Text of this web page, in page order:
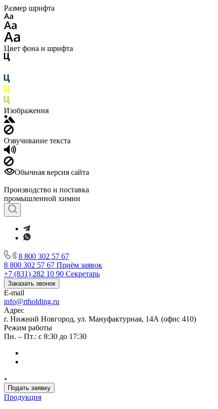
Размер шрифта
Цвет фона и шрифта
Изображения
Озвучивание текста
Обычная версия сайта
Производство и поставка
промышленной химии
8 800 302 57 67
8 800 302 57 67 Приём заявок
+7 (831) 282 10 90 Секретарь
Заказать звонок
E-mail
info@rtholding.ru
Адрес
г. Нижний Новгород, ул. Мануфактурная, 14А (офис 410)
Режим работы
Пн. – Пт.: с 8:30 до 17:30
Подать заявку
Продукция